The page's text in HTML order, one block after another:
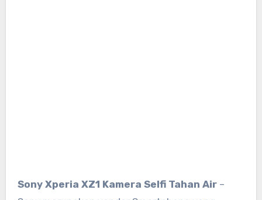
Sony Xperia XZ1 Kamera Selfi Tahan Air–